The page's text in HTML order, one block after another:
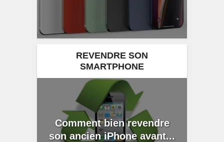
REVENDRE SON
SMARTPHONE
Comment bien revendre
son ancien iPhone avant...